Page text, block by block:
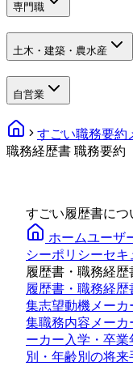
専門職
土木・建築・農水産
自営業
すごい職務要約
職務経歴書 職務要約
すごい履歴書につ
ホームユーザ
シーポリシーセキ
履歴書・職務経歴
履歴書・職務経歴
集志望動機メーカ
集職務内容メーカ
ーカー入学・卒業
別・年齢別の将来